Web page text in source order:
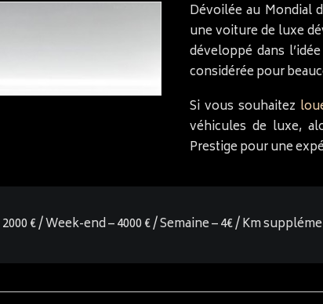
Dévoilée au Mondial
une voiture de luxe
développé dans
considérée pour
Si vous souhaitez
véhicules de luxe,
Prestige pour une
€ / Week-end – 4000 € / Semaine – 4€ / Km